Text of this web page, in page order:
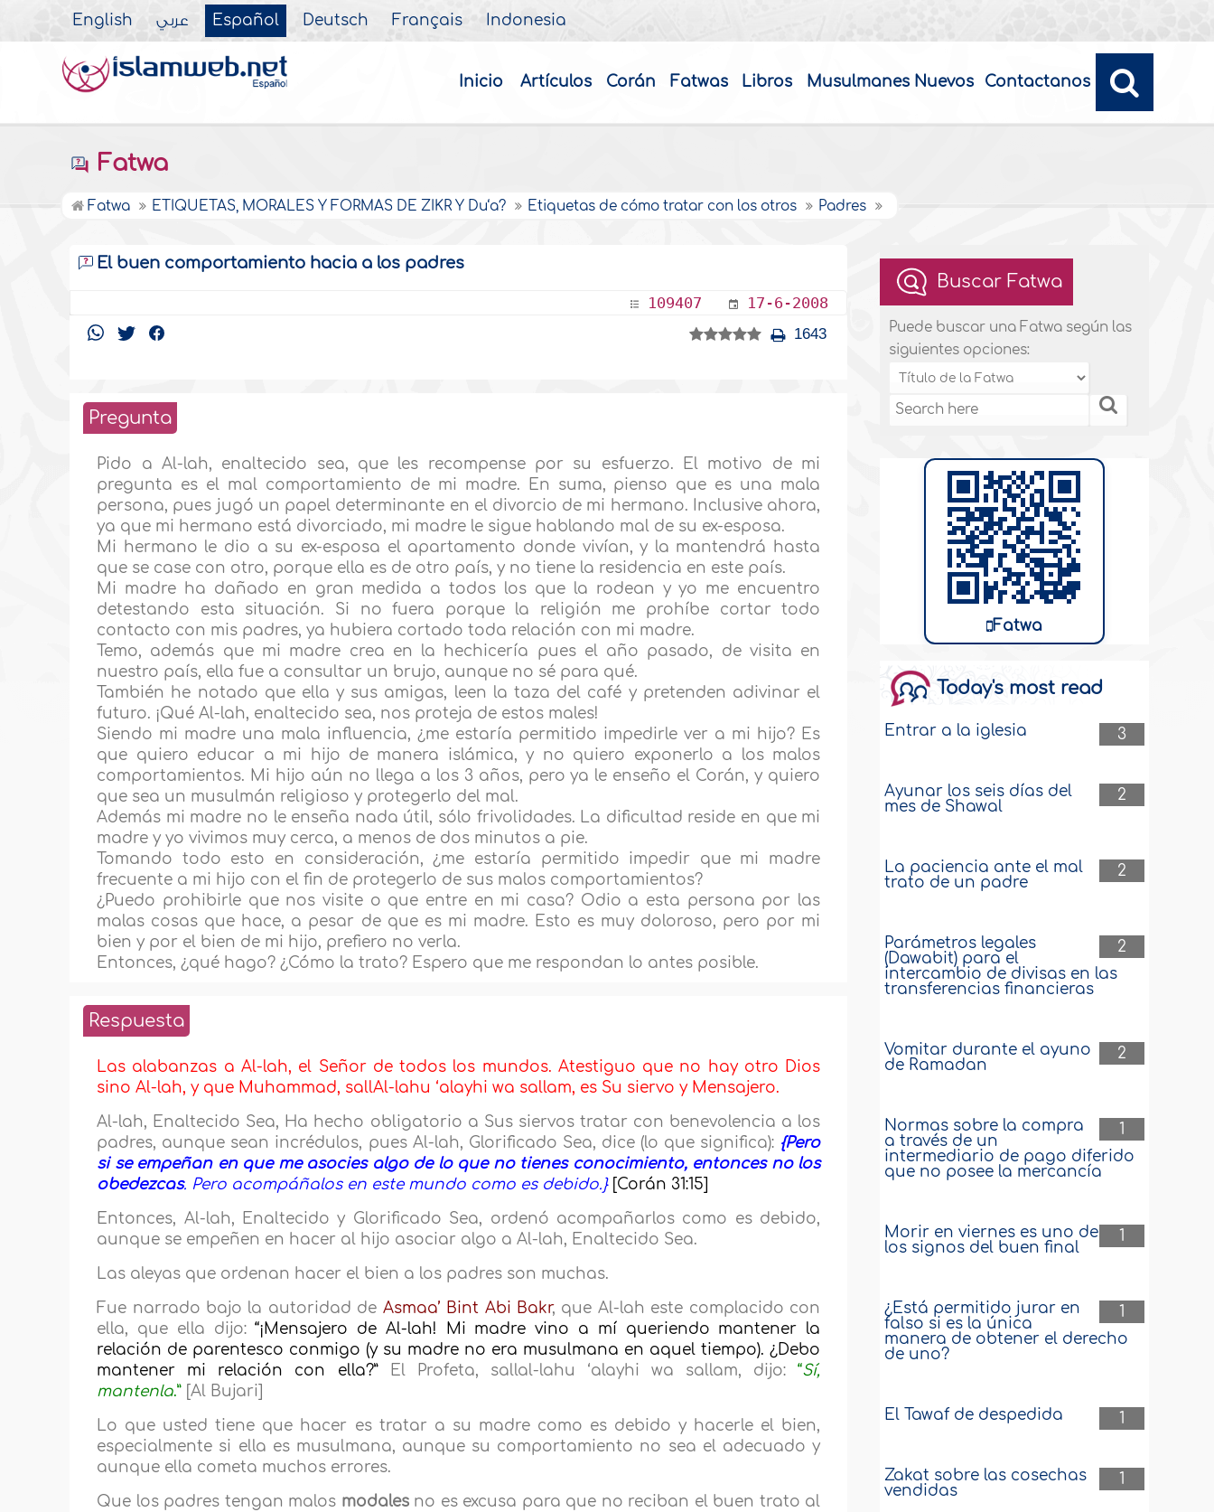
English عربي Español Deutsch Français Indonesia
Inicio Artículos Corán Fatwas Libros Musulmanes Nuevos Contactanos
Fatwa
Fatwa ETIQUETAS, MORALES Y FORMAS DE ZIKR Y Du‘a? Etiquetas de cómo tratar con los otros Padres
El buen comportamiento hacia a los padres
109407 17-6-2008
1643
Pregunta
Pido a Al-lah, enaltecido sea, que les recompense por su esfuerzo. El motivo de mi
pregunta es el mal comportamiento de mi madre. En suma, pienso que es una mala
persona, pues jugó un papel determinante en el divorcio de mi hermano. Inclusive ahora,
ya que mi hermano está divorciado, mi madre le sigue hablando mal de su ex-esposa.
Mi hermano le dio a su ex-esposa el apartamento donde vivían, y la mantendrá hasta
que se case con otro, porque ella es de otro país, y no tiene la residencia en este país.
Mi madre ha dañado en gran medida a todos los que la rodean y yo me encuentro
detestando esta situación. Si no fuera porque la religión me prohíbe cortar todo
contacto con mis padres, ya hubiera cortado toda relación con mi madre.
Temo, además que mi madre crea en la hechicería pues el año pasado, de visita en
nuestro país, ella fue a consultar un brujo, aunque no sé para qué.
También he notado que ella y sus amigas, leen la taza del café y pretenden adivinar el
futuro. ¡Qué Al-lah, enaltecido sea, nos proteja de estos males!
Siendo mi madre una mala influencia, ¿me estaría permitido impedirle ver a mi hijo? Es
que quiero educar a mi hijo de manera islámica, y no quiero exponerlo a los malos
comportamientos. Mi hijo aún no llega a los 3 años, pero ya le enseño el Corán, y quiero
que sea un musulmán religioso y protegerlo del mal.
Además mi madre no le enseña nada útil, sólo frivolidades. La dificultad reside en que mi
madre y yo vivimos muy cerca, a menos de dos minutos a pie.
Tomando todo esto en consideración, ¿me estaría permitido impedir que mi madre
frecuente a mi hijo con el fin de protegerlo de sus malos comportamientos?
¿Puedo prohibirle que nos visite o que entre en mi casa? Odio a esta persona por las
malas cosas que hace, a pesar de que es mi madre. Esto es muy doloroso, pero por mi
bien y por el bien de mi hijo, prefiero no verla.
Entonces, ¿qué hago? ¿Cómo la trato? Espero que me respondan lo antes posible.
Respuesta
Las alabanzas a Al-lah, el Señor de todos los mundos. Atestiguo que no hay otro Dios
sino Al-lah, y que Muhammad, sallAl-lahu ‘alayhi wa sallam, es Su siervo y Mensajero.
Al-lah, Enaltecido Sea, Ha hecho obligatorio a Sus siervos tratar con benevolencia a los
padres, aunque sean incrédulos, pues Al-lah, Glorificado Sea, dice (lo que significa): {Pero
si se empeñan en que me asocies algo de lo que no tienes conocimiento, entonces no los
obedezcas. Pero acompáñalos en este mundo como es debido.} [Corán 31:15]
Entonces, Al-lah, Enaltecido y Glorificado Sea, ordenó acompañarlos como es debido,
aunque se empeñen en hacer al hijo asociar algo a Al-lah, Enaltecido Sea.
Las aleyas que ordenan hacer el bien a los padres son muchas.
Fue narrado bajo la autoridad de Asmaa’ Bint Abi Bakr, que Al-lah este complacido con
ella, que ella dijo: “¡Mensajero de Al-lah! Mi madre vino a mí queriendo mantener la
relación de parentesco conmigo (y su madre no era musulmana en aquel tiempo). ¿Debo
mantener mi relación con ella?”El Profeta, sallal-lahu ‘alayhi wa sallam, dijo:“Sí,
mantenla.” [Al Bujari]
Lo que usted tiene que hacer es tratar a su madre como es debido y hacerle el bien,
especialmente si ella es musulmana, aunque su comportamiento no sea el adecuado y
aunque ella cometa muchos errores.
Que los padres tengan malos modalesno es excusa para que no reciban el buen trato al
Buscar Fatwa
Puede buscar una Fatwa según las
siguientes opciones:
Fatwa
Today's most read
3
Entrar a la iglesia
2
Ayunar los seis días del
mes de Shawal
2
La paciencia ante el mal
trato de un padre
2
Parámetros legales
(Dawabit) para el
intercambio de divisas en las
transferencias financieras
2
Vomitar durante el ayuno
de Ramadan
1
Normas sobre la compra
a través de un
intermediario de pago diferido
que no posee la mercancía
1
Morir en viernes es uno de
los signos del buen final
1
¿Está permitido jurar en
falso si es la única
manera de obtener el derecho
de uno?
1
El Tawaf de despedida
1
Zakat sobre las cosechas
vendidas